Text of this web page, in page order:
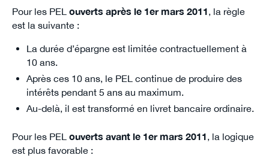
Pour les PEL ouverts après le 1er mars 2011, la règle
est la suivante :
La durée d’épargne est limitée contractuellement à
10 ans.
Après ces 10 ans, le PEL continue de produire des
intérêts pendant 5 ans au maximum.
Au-delà, il est transformé en livret bancaire ordinaire.
Pour les PEL ouverts avant le 1er mars 2011, la logique
est plus favorable :